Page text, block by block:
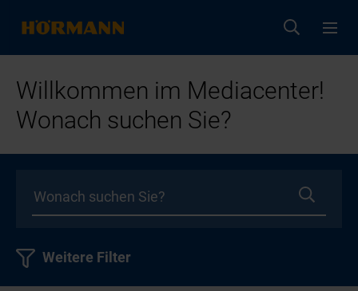
Willkommen im Mediacenter!
Wonach suchen Sie?
Weitere Filter